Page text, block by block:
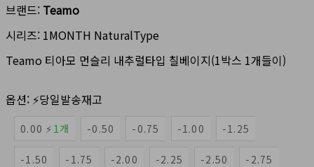
브랜드: Teamo
시리즈: 1MONTH NaturalType
Teamo 티아모 먼슬리 내추럴타입 칠베이지(1박스 1개들이)
옵션: ⚡당일발송재고
0.00 ⚡ 1개 -0.50 -0.75 -1.00 -1.25
-1.50 -1.75 -2.00 -2.25 -2.50 -2.75